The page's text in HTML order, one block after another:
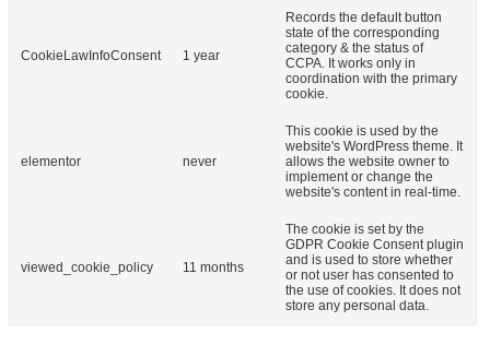
CookieLawInfoConsent 1 year
Records the default button
state of the corresponding
category & the status of
CCPA. It works only in
coordination with the primary
cookie.
elementor never
This cookie is used by the
website's WordPress theme. It
allows the website owner to
implement or change the
website's content in real-time.
viewed_cookie_policy 11 months
The cookie is set by the
GDPR Cookie Consent plugin
and is used to store whether
or not user has consented to
the use of cookies. It does not
store any personal data.